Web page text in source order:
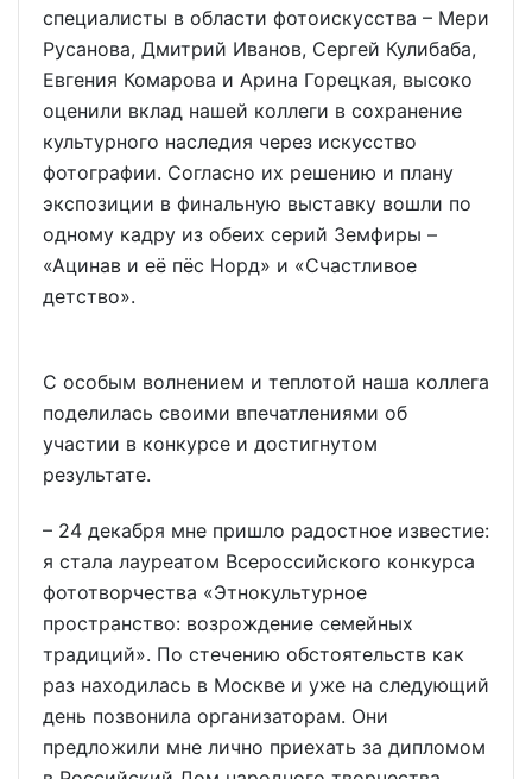
специалисты в области фотоискусства – Мери
Русанова, Дмитрий Иванов, Сергей Кулибаба,
Евгения Комарова и Арина Горецкая, высоко
оценили вклад нашей коллеги в сохранение
культурного наследия через искусство
фотографии. Согласно их решению и плану
экспозиции в финальную выставку вошли по
одному кадру из обеих серий Земфиры –
«Ацинав и её пёс Норд» и «Счастливое
детство».
С особым волнением и теплотой наша коллега
поделилась своими впечатлениями об
участии в конкурсе и достигнутом
результате.
– 24 декабря мне пришло радостное известие:
я стала лауреатом Всероссийского конкурса
фототворчества «Этнокультурное
пространство: возрождение семейных
традиций». По стечению обстоятельств как
раз находилась в Москве и уже на следующий
день позвонила организаторам. Они
предложили мне лично приехать за дипломом